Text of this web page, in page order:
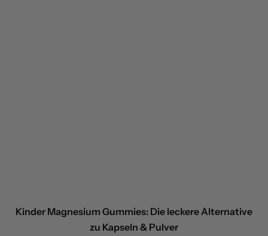
Kinder Magnesium Gummies: Die leckere Alternative
zu Kapseln & Pulver